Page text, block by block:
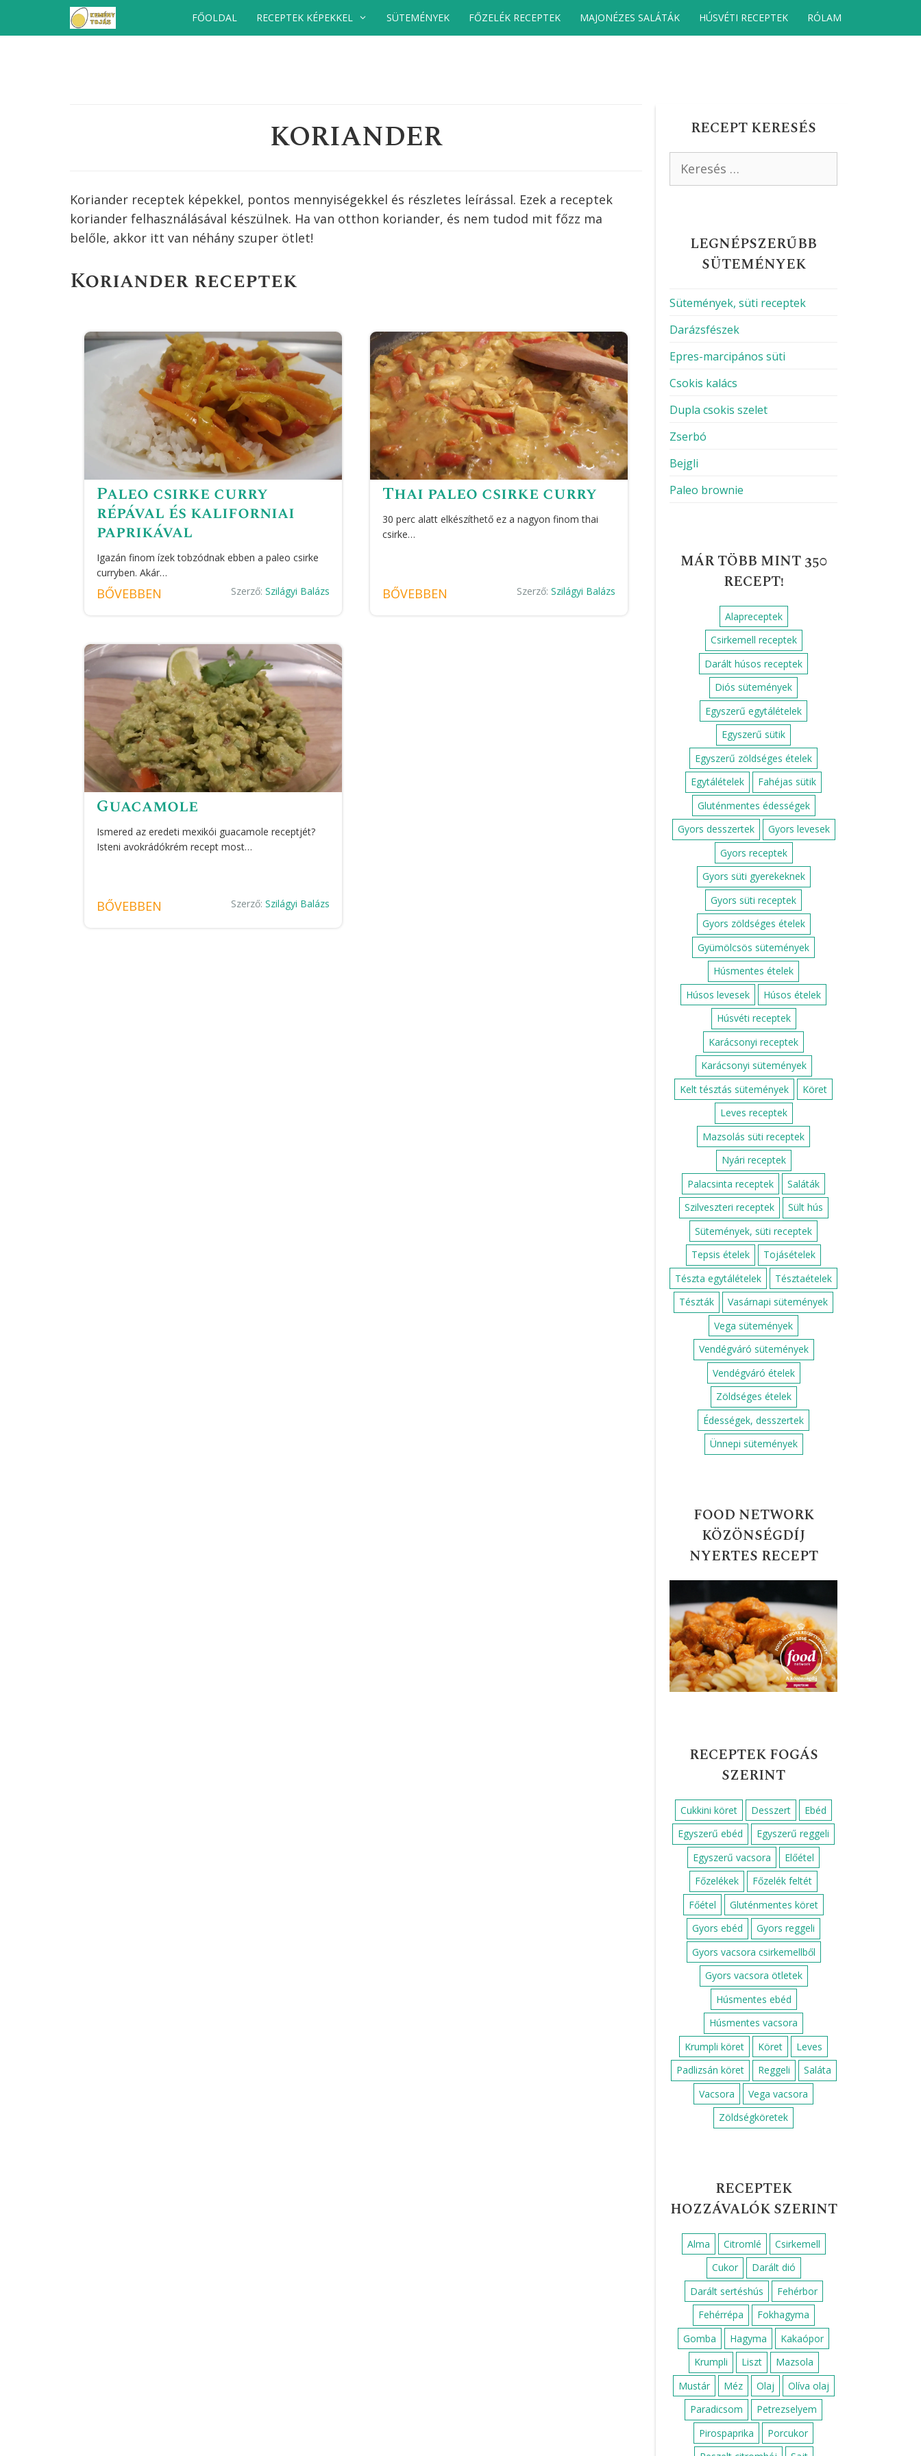
FŐOLDAL RECEPTEK KÉPEKKEL SÜTEMÉNYEK FŐZELÉK RECEPTEK MAJONÉZES SALÁTÁK HÚSVÉTI RECEPTEK RÓLAM
KORIANDER
Koriander receptek képekkel, pontos mennyiségekkel és részletes leírással. Ezek a receptek
koriander felhasználásával készülnek. Ha van otthon koriander, és nem tudod mit főzz ma
belőle, akkor itt van néhány szuper ötlet!
Koriander receptek
Paleo csirke curry
répával és kaliforniai
paprikával
Igazán finom ízek tobzódnak ebben a paleo csirke
curryben. Akár…
BŐVEBBEN Szerző: Szilágyi Balázs
Thai paleo csirke curry
30 perc alatt elkészíthető ez a nagyon finom thai
csirke…
BŐVEBBEN Szerző:Szilágyi Balázs
Guacamole
Ismered az eredeti mexikói guacamole receptjét?
Isteni avokrádókrém recept most…
BŐVEBBEN Szerző: Szilágyi Balázs
RECEPT KERESÉS
LEGNÉPSZERŰBB
SÜTEMÉNYEK
Sütemények, süti receptek
Darázsfészek
Epres-marcipános süti
Csokis kalács
Dupla csokis szelet
Zserbó
Bejgli
Paleo brownie
MÁR TÖBB MINT 350
RECEPT!
Alapreceptek
Csirkemell receptek
Darált húsos receptek
Diós sütemények
Egyszerű egytálételek
Egyszerű sütik
Egyszerű zöldséges ételek
Egytálételek
Fahéjas sütik
Gluténmentes édességek
Gyors desszertek
Gyors levesek
Gyors receptek
Gyors süti gyerekeknek
Gyors süti receptek
Gyors zöldséges ételek
Gyümölcsös sütemények
Húsmentes ételek
Húsos levesek
Húsos ételek
Húsvéti receptek
Karácsonyi receptek
Karácsonyi sütemények
Kelt tésztás sütemények
Köret
Leves receptek
Mazsolás süti receptek
Nyári receptek
Palacsinta receptek
Saláták
Szilveszteri receptek
Sült hús
Sütemények, süti receptek
Tepsis ételek
Tojásételek
Tészta egytálételek
Tésztaételek
Tészták
Vasárnapi sütemények
Vega sütemények
Vendégváró sütemények
Vendégváró ételek
Zöldséges ételek
Édességek, desszertek
Ünnepi sütemények
FOOD NETWORK
KÖZÖNSÉGDÍJ
NYERTES RECEPT
RECEPTEK FOGÁS
SZERINT
Cukkini köret Desszert
Ebéd
Egyszerű ebéd
Egyszerű reggeli
Egyszerű vacsora
Előétel
Főzelékek
Főzelék feltét
Főétel
Gluténmentes köret
Gyors ebéd
Gyors reggeli
Gyors vacsora csirkemellből
Gyors vacsora ötletek
Húsmentes ebéd
Húsmentes vacsora
Krumpli köret
Köret
Leves
Padlizsán köret
Reggeli
Saláta
Vacsora
Vega vacsora
Zöldségköretek
RECEPTEK
HOZZÁVALÓK SZERINT
Alma Citromlé
Csirkemell
Cukor
Darált dió
Darált sertéshús
Fehérbor
Fehérrépa
Fokhagyma
Gomba
Hagyma
Kakaópor
Krumpli
Liszt
Mazsola
Mustár
Méz Olaj
Olíva olaj
Paradicsom
Petrezselyem
Pirospaprika
Porcukor